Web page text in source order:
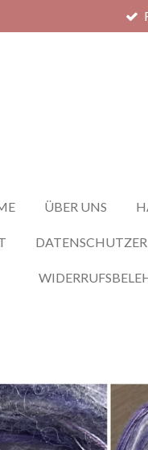
ÜBER UNS